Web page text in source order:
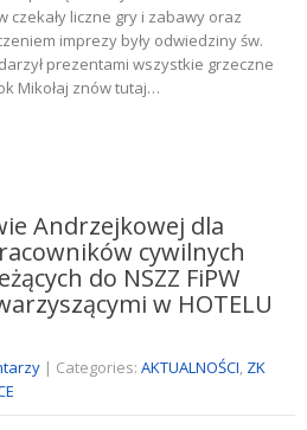
czekały liczne gry i zabawy oraz
imprezy były odwiedziny św.
prezentami wszystkie grzeczne
Mikołaj znów tutaj…
Andrzejkowej dla
cywilnych
do NSZZ FiPW
w HOTELU
| Categories: AKTUALNOŚCI, ZK